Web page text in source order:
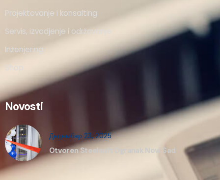
Projektovanje i konsalting
Servis, izvodjenje i održavanje
Inženjering
Shop
Novosti
Децембар 23, 2025
Otvoren Steelsoft Ogranak Novi Sad